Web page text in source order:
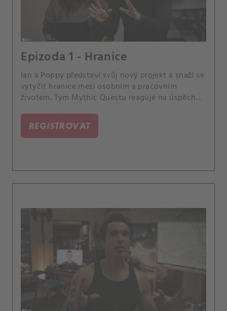
Epizoda 1 - Hranice
Ian a Poppy představí svůj nový projekt a snaží se
vytyčit hranice mezi osobním a pracovním
životem. Tým Mythic Questu reaguje na úspěch
REGISTROVAT